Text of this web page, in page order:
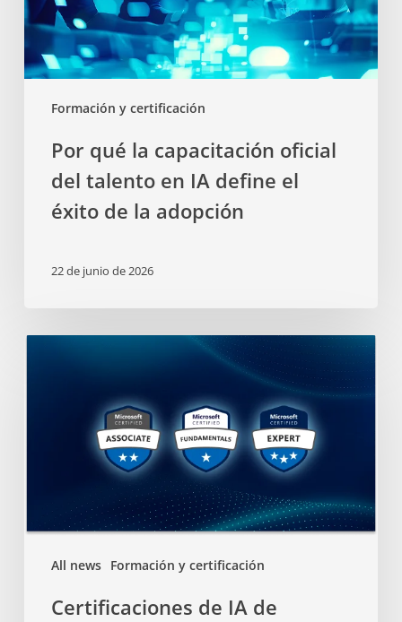
Formación y certificación
Por qué la capacitación oficial
del talento en IA define el
éxito de la adopción
22 de junio de 2026
All news Formación y certificación
Certificaciones de IA de